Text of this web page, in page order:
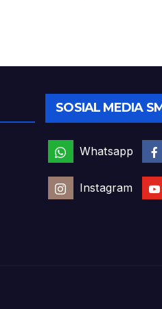
SOSIAL MEDIA
Whatsapp
Instagram